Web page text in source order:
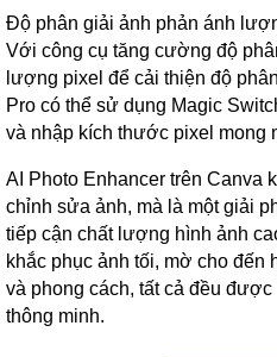
Độ phân giải ảnh phản ánh
Với công cụ tăng cường độ
lượng pixel để cải thiện độ
Pro có thể sử dụng Magic
và nhập kích thước pixel mong
AI Photo Enhancer trên Canva
chỉnh sửa ảnh, mà là một giải
tiếp cận chất lượng hình ảnh
khắc phục ảnh tối, mờ cho đến
và phong cách, tất cả đều
thông minh.